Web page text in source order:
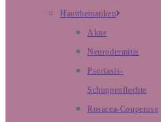
Hautthematiken
Akne
Neurodermitis
Psoriasis-
Schuppenflechte
Rosacea-Couperose